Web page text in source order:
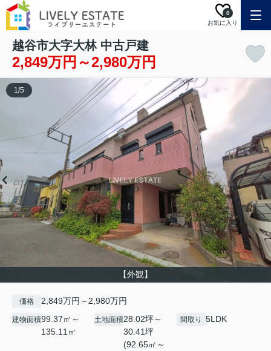
お気に入り
0
越谷市大字大林 中古戸建
2,849万円～2,980万円
【外観】
1/5
価格 2,849万円～2,980万円
建物面積99.37㎡～
135.11㎡
土地面積28.02坪～
30.41坪
(92.65㎡～
間取り 5LDK